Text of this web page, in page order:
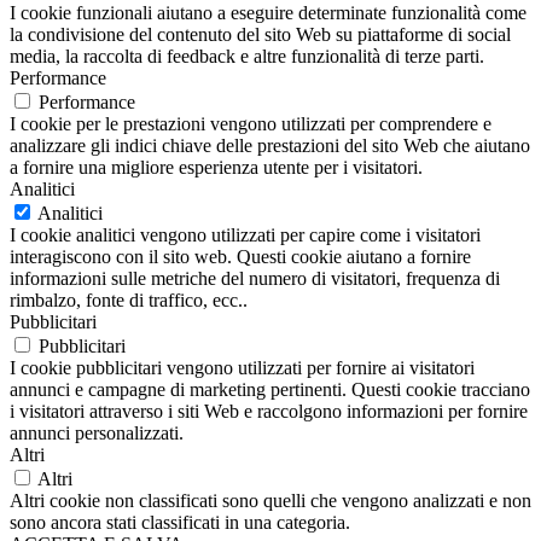
I cookie funzionali aiutano a eseguire determinate funzionalità come
la condivisione del contenuto del sito Web su piattaforme di social
media, la raccolta di feedback e altre funzionalità di terze parti.
Performance
Performance
I cookie per le prestazioni vengono utilizzati per comprendere e
analizzare gli indici chiave delle prestazioni del sito Web che aiutano
a fornire una migliore esperienza utente per i visitatori.
Analitici
Analitici
I cookie analitici vengono utilizzati per capire come i visitatori
interagiscono con il sito web. Questi cookie aiutano a fornire
informazioni sulle metriche del numero di visitatori, frequenza di
rimbalzo, fonte di traffico, ecc..
Pubblicitari
Pubblicitari
I cookie pubblicitari vengono utilizzati per fornire ai visitatori
annunci e campagne di marketing pertinenti. Questi cookie tracciano
i visitatori attraverso i siti Web e raccolgono informazioni per fornire
annunci personalizzati.
Altri
Altri
Altri cookie non classificati sono quelli che vengono analizzati e non
sono ancora stati classificati in una categoria.